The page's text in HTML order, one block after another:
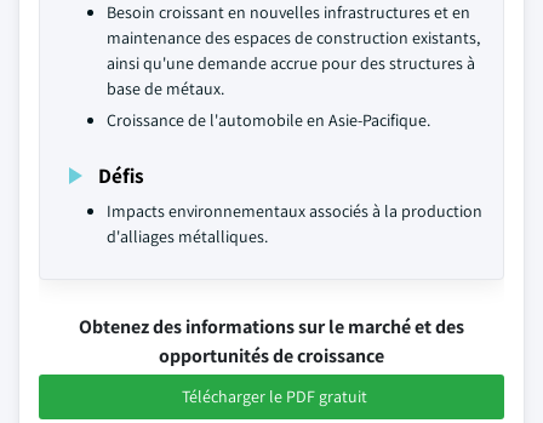
Besoin croissant en nouvelles infrastructures et en
maintenance des espaces de construction existants,
ainsi qu'une demande accrue pour des structures à
base de métaux.
Croissance de l'automobile en Asie-Pacifique.
Défis
Impacts environnementaux associés à la production
d'alliages métalliques.
Obtenez des informations sur le marché et des
opportunités de croissance
Télécharger le PDF gratuit